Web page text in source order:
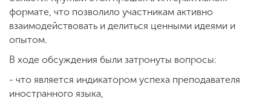
формате, что позволило участникам активно
взаимодействовать и делиться ценными идеями и
опытом.
В ходе обсуждения были затронуты вопросы:
- что является индикатором успеха преподавателя
иностранного языка,